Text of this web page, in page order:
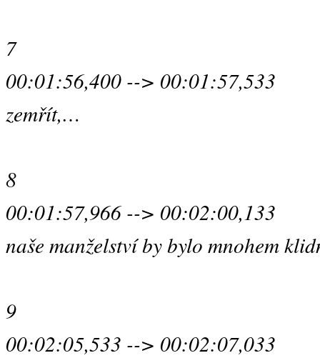
7
00:01:56,400 --> 00:01:57,533
zemřít,…
8
00:01:57,966 --> 00:02:00,133
naše manželství by bylo mnohem
9
00:02:05,533 --> 00:02:07,033